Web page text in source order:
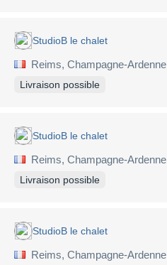
StudioB le chalet
Reims, Champagne-Ardenne
Livraison possible
StudioB le chalet
Reims, Champagne-Ardenne
Livraison possible
StudioB le chalet
Reims, Champagne-Ardenne